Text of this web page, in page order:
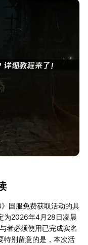
国服免费获取活动的具
为2026年4月28日凌晨
者必须使用已完成实名
特别留意的是，本次活